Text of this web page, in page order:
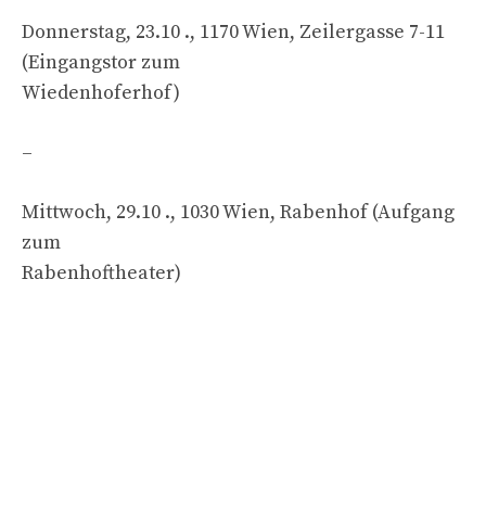
Donnerstag, 23.10 ., 1170 Wien, Zeilergasse 7-11
(Eingangstor zum
Wiedenhoferhof)
–
Mittwoch, 29.10 ., 1030 Wien, Rabenhof (Aufgang
zum
Rabenhoftheater)